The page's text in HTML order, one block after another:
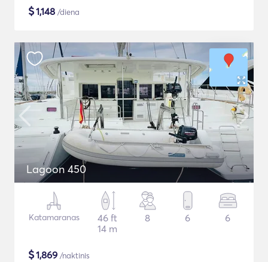
$1,148 /diena
Lagoon 450
Katamaranas
46 ft
14 m
8 6 6
$1,869 /naktinis